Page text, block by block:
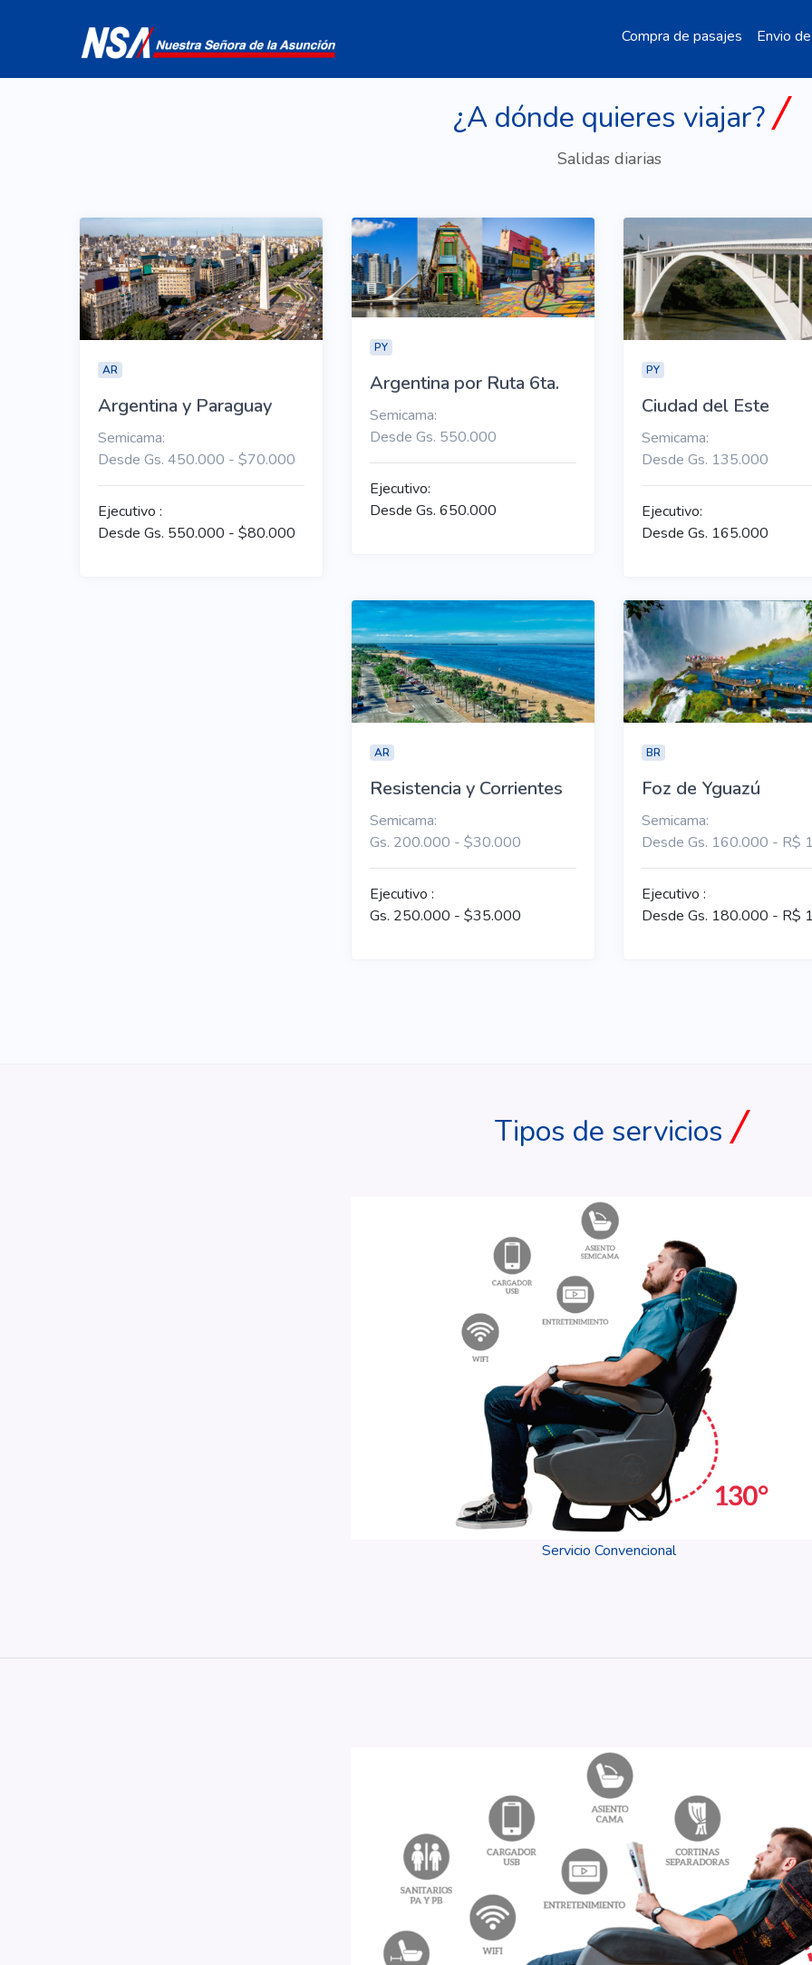
Compra de pasajes Envio
¿A dónde quieres viajar?
Salidas diarias
AR
Argentina y Paraguay
Semicama:
Desde Gs. 450.000 - $70.000
Ejecutivo :
Desde Gs. 550.000 - $80.000
PY
Argentina por Ruta 6ta.
Semicama:
Desde Gs. 550.000
Ejecutivo:
Desde Gs. 650.000
PY
Ciudad del Este
Semicama:
Desde Gs. 135.000
Ejecutivo:
Desde Gs. 165.000
AR
Resistencia y Corrientes
Semicama:
Gs. 200.000 - $30.000
Ejecutivo :
Gs. 250.000 - $35.000
BR
Foz de Yguazú
Semicama:
Desde Gs. 160.000 - R$
Ejecutivo :
Desde Gs. 180.000 - R$
Tipos de servicios
Servicio Convencional